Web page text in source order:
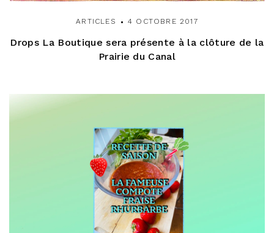
ARTICLES 4 OCTOBRE 2017
Drops La Boutique sera présente à la clôture de la
Prairie du Canal